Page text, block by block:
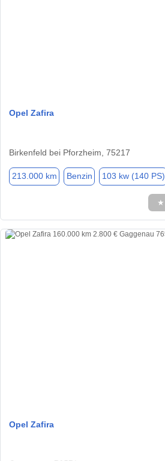
Opel Zafira
Birkenfeld bei Pforzheim, 75217
213.000 km Benzin 103 kw (140 PS)
★
Opel Zafira